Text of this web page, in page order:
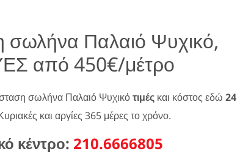
σωλήνα Παλαιό Ψυχικό,
από 450€/μέτρο
σωλήνα Παλαιό Ψυχικότιμέςκαι κόστος εδώ 24
και αργίες 365 μέρες το χρόνο.
κέντρο: 210.6666805